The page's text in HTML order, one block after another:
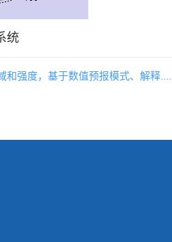
统
和强度，基于数值预报模式、解释……